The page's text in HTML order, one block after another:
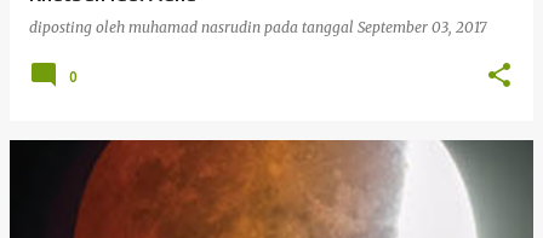
diposting oleh muhamad nasrudin pada tanggal September 03, 2017
0